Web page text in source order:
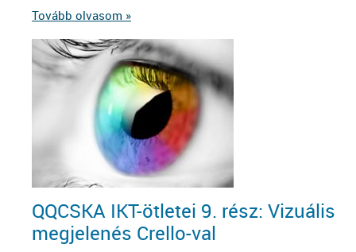
Tovább olvasom »
QQCSKA IKT-ötletei 9. rész: Vizuális
megjelenés Crello-val